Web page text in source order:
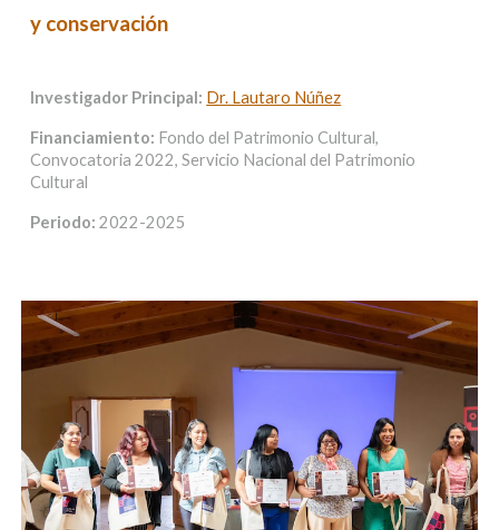
y conservación
Investigador Principal: Dr. Lautaro Núñez
Financiamiento: Fondo del Patrimonio Cultural,
Convocatoria 2022, Servicio Nacional del Patrimonio
Cultural
Periodo:2022-2025